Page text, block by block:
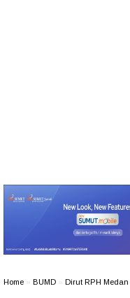
Home BUMD Dirut RPH